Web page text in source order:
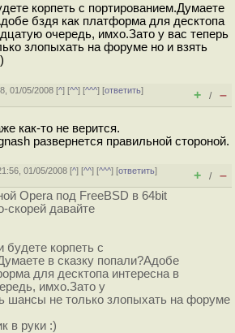
корпеть с портированием.Думаете
бздя как платформа для десктопа
очередь, имхо.Зато у вас теперь
злопыхать на форуме но и взять
01/05/2008 [^] [^^] [^^^] [ответить]
+ / –
как-то не верится.
развернется правильной стороной.
01/05/2008 [^] [^^] [^^^] [ответить]
+ / –
Opera под FreeBSD в 64bit
скорей давайте
корпеть с
в сказку попали?Адобе
для десктопа интересна в
имхо.Зато у
шансы не только злопыхать на форуме
в руки :)